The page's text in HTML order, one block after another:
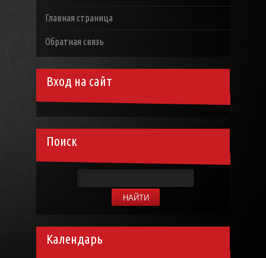
Главная страница
Обратная связь
Вход на сайт
Поиск
Календарь